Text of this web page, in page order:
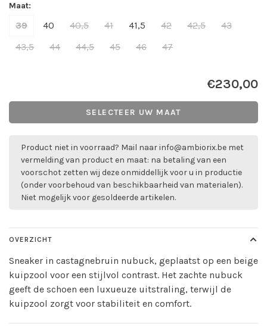
Maat:
39 40 40,5 41 41,5 42 42,5
43
43,5
44 44,5 45 46 47
€230,00
SELECTEER UW MAAT
Product niet in voorraad? Mail naarinfo@ambiorix.be met
vermelding van product en maat: na betaling van een
voorschot zetten wij deze onmiddellijk voor u in productie
(onder voorbehoud van beschikbaarheid van materialen).
Niet mogelijk voor gesoldeerde artikelen.
OVERZICHT
Sneaker in castagnebruin nubuck, geplaatst op een beige
kuipzool voor een stijlvol contrast. Het zachte nubuck
geeft de schoen een luxueuze uitstraling, terwijl de
kuipzool zorgt voor stabiliteit en comfort.